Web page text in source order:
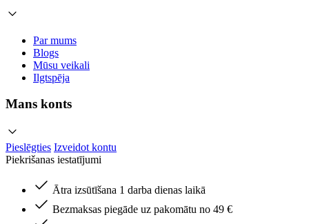
Par mums
Blogs
Mūsu veikali
Ilgtspēja
Mans konts
Pieslēgties Izveidot kontu
Piekrišanas iestatījumi
Ātra izsūtīšana 1 darba dienas laikā
Bezmaksas piegāde uz pakomātu no 49 €